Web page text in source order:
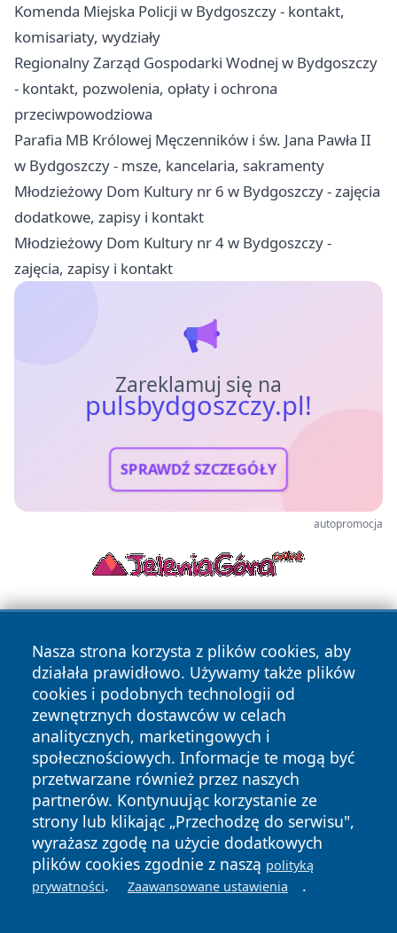
Komenda Miejska Policji w Bydgoszczy - kontakt,
komisariaty, wydziały
Regionalny Zarząd Gospodarki Wodnej w Bydgoszczy
- kontakt, pozwolenia, opłaty i ochrona
przeciwpowodziowa
Parafia MB Królowej Męczenników i św. Jana Pawła II
w Bydgoszczy - msze, kancelaria, sakramenty
Młodzieżowy Dom Kultury nr 6 w Bydgoszczy - zajęcia
dodatkowe, zapisy i kontakt
Młodzieżowy Dom Kultury nr 4 w Bydgoszczy -
zajęcia, zapisy i kontakt
Zareklamuj się na
pulsbydgoszczy.pl!
SPRAWDŹ SZCZEGÓŁY
autopromocja
Nasza strona korzysta z plików cookies, aby
działała prawidłowo. Używamy także plików
cookies i podobnych technologii od
zewnętrznych dostawców w celach
analitycznych, marketingowych i
społecznościowych. Informacje te mogą być
przetwarzane również przez naszych
partnerów. Kontynuując korzystanie ze
strony lub klikając „Przechodzę do serwisu",
wyrażasz zgodę na użycie dodatkowych
plików cookies zgodnie z naszą polityką
prywatności. Zaawansowane ustawienia .
Copyright © 2026 pulsbydgoszczy.pl Wszystkie prawa
zastrzeżone.
News Autorzy
Polityka
Prywatności
Polityka
Cookies